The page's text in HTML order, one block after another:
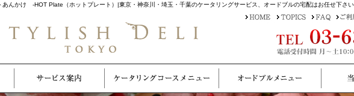
んかけ -HOT Plate（ホットプレート）|東京・神奈川・埼玉・千葉のケータリングサービス、オードブルの宅配はお任せ下さ